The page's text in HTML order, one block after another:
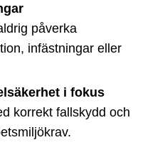
påverka
infästningar eller
i fokus
korrekt fallskydd och